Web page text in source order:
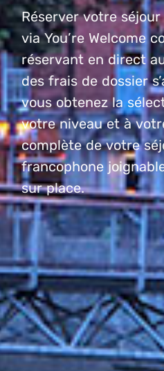
Réserver votre
via You’re Welcome
réservant en direct
des frais de dossier
vous obtenez la
votre niveau et à
complète de votre
francophone
sur place.